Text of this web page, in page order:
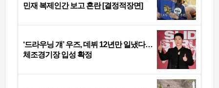
민재 복제인간 보고 혼란 [결정적장면]
‘드라우닝 걔’ 우즈, 데뷔 12년만 일냈다…
체조경기장 입성 확정